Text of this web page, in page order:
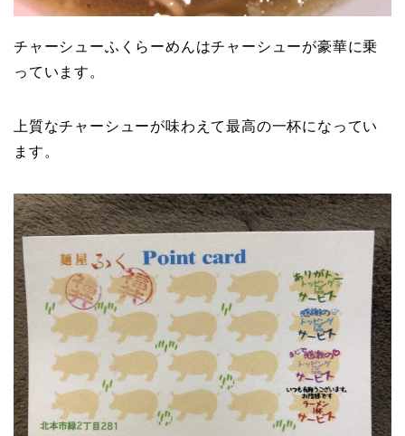
チャーシューふくらーめんはチャーシューが豪華に乗
っています。
上質なチャーシューが味わえて最高の一杯になってい
ます。